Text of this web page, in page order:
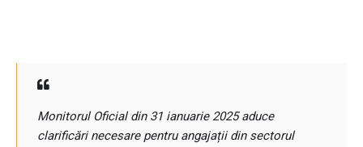
Monitorul Oficial din 31 ianuarie 2025 aduce
clarificări necesare pentru angajații din sectorul